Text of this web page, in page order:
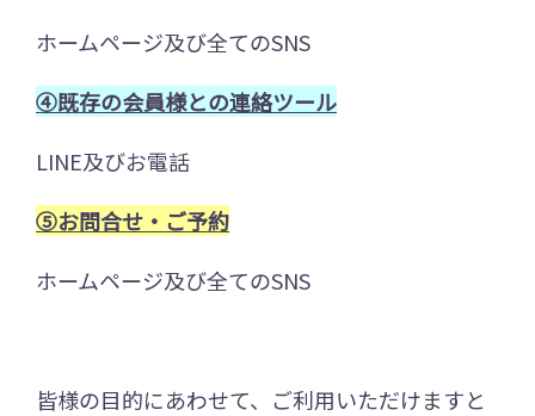
ホームページ及び全てのSNS
④既存の会員様との連絡ツール
LINE及びお電話
⑤お問合せ・ご予約
ホームページ及び全てのSNS
皆様の目的にあわせて、ご利用いただけますと